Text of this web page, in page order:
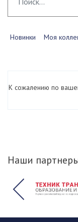
Новинки Моя
К сожалению по
Наши